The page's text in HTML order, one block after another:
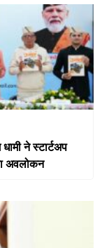
ने स्टार्टअप
अवलोकन